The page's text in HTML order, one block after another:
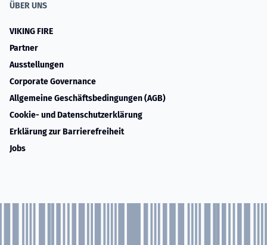
ÜBER UNS
VIKING FIRE
Partner
Ausstellungen
Corporate Governance
Allgemeine Geschäftsbedingungen (AGB)
Cookie- und Datenschutzerklärung
Erklärung zur Barrierefreiheit
Jobs